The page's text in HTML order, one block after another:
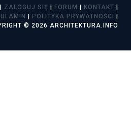
| ZALOGUJ SIĘ | FORUM | KONTAKT |
| POLITYKA PRYWATNOŚCI |
© 2026 ARCHITEKTURA.INFO